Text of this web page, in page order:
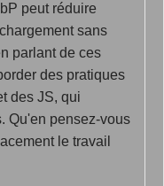
peut réduire
sans
parlant de ces
des pratiques
des JS, qui
Qu'en pensez-vous
le travail